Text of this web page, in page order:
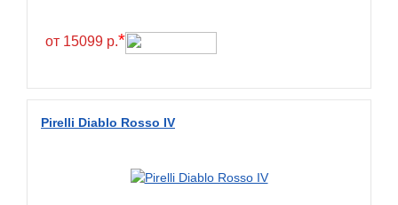
от 15099 р.*
Pirelli Diablo Rosso IV